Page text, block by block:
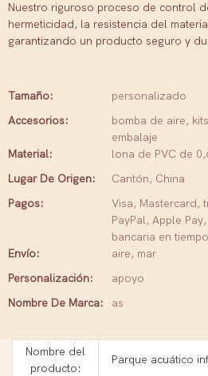
Nuestro riguroso proceso de control
hermeticidad, la resistencia del
garantizando un producto seguro y
Tamaño:
personalizado
Accesorios:
bomba de aire,
embalaje
Material:
lona de PVC de
Lugar De Origen:
Cantón, China
Pagos:
Visa, Mastercard,
PayPal, Apple
bancaria en
Envío:
aire, mar
Personalización:
apoyo
Nombre De Marca:
as
Nombre del
producto:
Parque acuático